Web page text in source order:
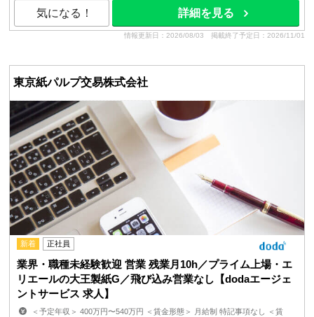
気になる！ 詳細を見る
情報更新日：2026/08/03 掲載終了予定日：2026/11/01
東京紙パルプ交易株式会社
新着 正社員
業界・職種未経験歓迎 営業 残業月10h／プライム上場・エ
リエールの大王製紙G／飛び込み営業なし【dodaエージェ
ントサービス 求人】
＜予定年収＞ 400万円〜540万円 ＜賃金形態＞ 月給制 特記事項なし ＜賃